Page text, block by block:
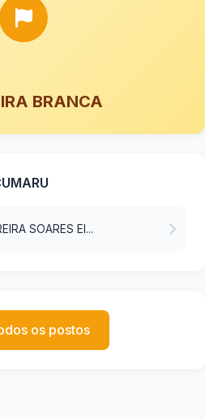
BRANCA
SOARES EI...
os postos